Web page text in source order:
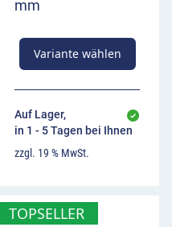
mm
Variante wählen
Auf Lager,
in 1 - 5 Tagen bei Ihnen
zzgl. 19 % MwSt.
TOPSELLER